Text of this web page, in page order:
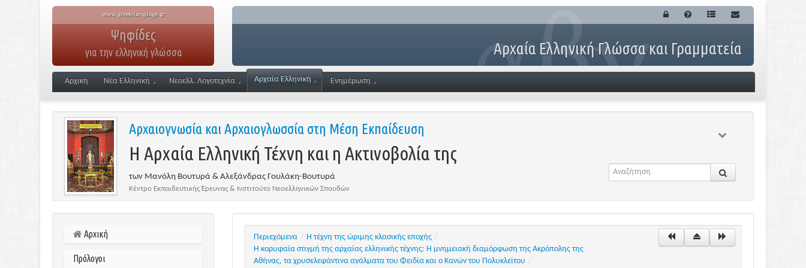
www.greek-language.gr
Ψηφίδες
για την ελληνική γλώσσα Αρχαία Ελληνική Γλώσσα και Γραμματεία
Αρχική Νέα Ελληνική Νεοελλ. Λογοτεχνία Αρχαία Ελληνική Ενημέρωση
Αρχαιογνωσία και Αρχαιογλωσσία στη Μέση Εκπαίδευση
Η Αρχαία Ελληνική Τέχνη και η Ακτινοβολία της
των Μανόλη Βουτυρά & Αλεξάνδρας Γουλάκη-Βουτυρά
Κέντρο Εκπαιδευτικής Έρευνας & Ινστιτούτο Νεοελληνικών Σπουδών
Αρχική
Πρόλογοι
Περιεχόμενα / Η τέχνη της ώριμης κλασικής εποχής /
Η κορυφαία στιγμή της αρχαίας ελληνικής τέχνης: Η μνημειακή διαμόρφωση της Ακρόπολης της
Αθήνας, τα χρυσελεφάντινα αγάλματα του Φειδία και ο Κανών του Πολυκλείτου /